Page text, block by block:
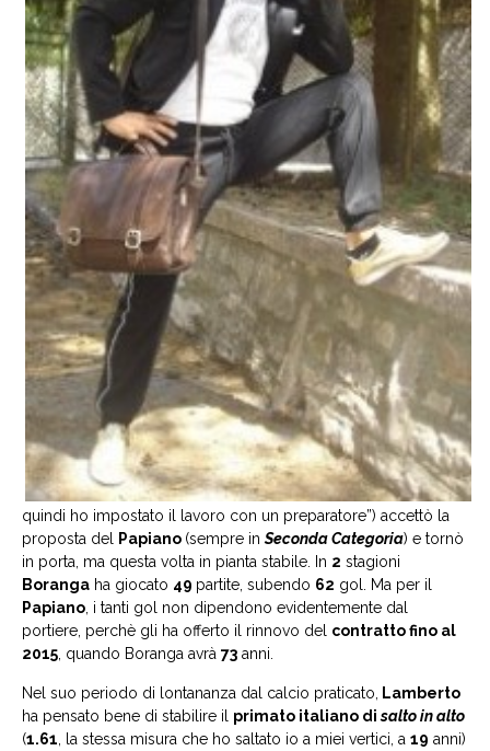
quindi ho impostato il lavoro con un preparatore”) accettò la
proposta del Papiano (sempre inSeconda Categoria) e tornò
in porta, ma questa volta in pianta stabile. In 2 stagioni
Boranga ha giocato 49 partite, subendo 62 gol. Ma per il
Papiano, i tanti gol non dipendono evidentemente dal
portiere, perchè gli ha offerto il rinnovo del contratto fino al
2015, quando Boranga avrà 73 anni.
Nel suo periodo di lontananza dal calcio praticato, Lamberto
ha pensato bene di stabilire il primato italiano disalto in alto
(1.61, la stessa misura che ho saltato io a miei vertici, a 19 anni)